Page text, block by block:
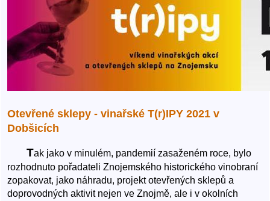
Otevřené sklepy - vinařské T(r)IPY 2021 v
Dobšicích
Tak jako v minulém, pandemií zasaženém roce, bylo
rozhodnuto pořadateli Znojemského historického vinobraní
zopakovat, jako náhradu, projekt otevřených sklepů a
doprovodných aktivit nejen ve Znojmě, ale i v okolních